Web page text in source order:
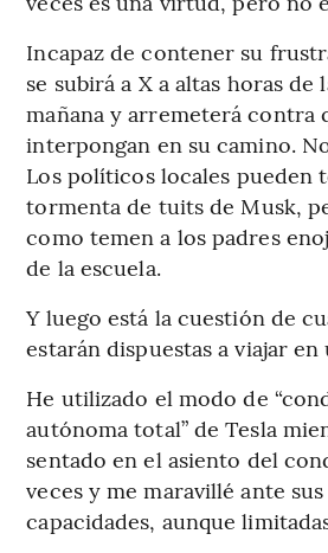
Incapaz de contener su
se subirá a X a altas horas de
mañana y arremeterá contra
interpongan en su camino.
Los políticos locales pueden
tormenta de tuits de Musk,
como temen a los padres
de la escuela.
Y luego está la cuestión de
estarán dispuestas a viajar en
He utilizado el modo de
autónoma total” de Tesla
sentado en el asiento del
veces y me maravillé ante
capacidades, aunque